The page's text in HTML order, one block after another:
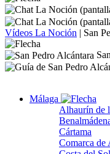
Vídeos La Noción | San
Málaga
Alhaurín de
Cártama
Comarca de